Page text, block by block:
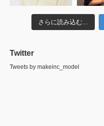
さらに読み込む...
Twitter
Tweets by makeinc_model